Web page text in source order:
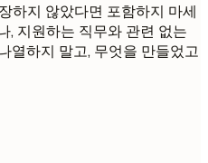
하지 않았다면 포함하지 마세
, 지원하는 직무와 관련 없는
열하지 말고, 무엇을 만들었고